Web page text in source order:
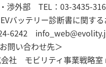
渉外部 TEL：03-3435-
バッテリー診断書に関す
6242
問い合わせ先＞
会社 モビリティ事業戦略